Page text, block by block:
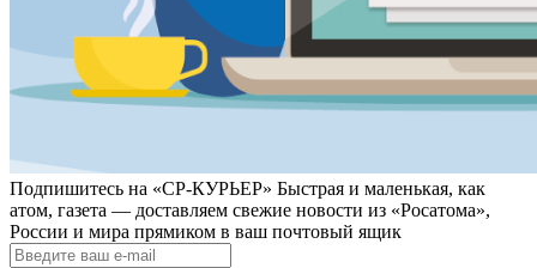
Подпишитесь на «СР-КУРЬЕР» Быстрая и маленькая, как
атом, газета — доставляем свежие новости из «Росатома»,
России и мира прямиком в ваш почтовый ящик